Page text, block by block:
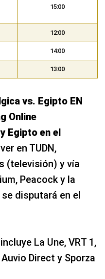
15:00
12:00
14:00
13:00
vs. Egipto EN
Online
Egipto en el
en TUDN,
(televisión) y vía
Peacock y la
se disputará en el
La Une, VRT 1,
Direct y Sporza